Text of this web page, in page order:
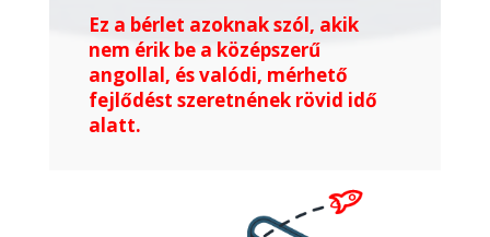
Ez a bérlet azoknak szól, akik
nem érik be a középszerű
angollal, és valódi, mérhető
fejlődést szeretnének rövid idő
alatt.